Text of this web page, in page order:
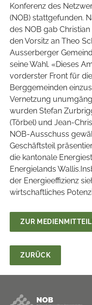
Konferenz des
(NOB) stattgefunden.
des NOB gab
den Vorsitz an Theo
Ausserberger
seine Wahl. «Dieses
vorderster Front für
Berggemeinden
Vernetzung
wurden Stefan
(Törbel) und Jean-
NOB-Ausschuss
Geschäftsteil
die kantonale
Energielands
der Energieeffizienz
wirtschaftliches
ZUR
ZURÜCK